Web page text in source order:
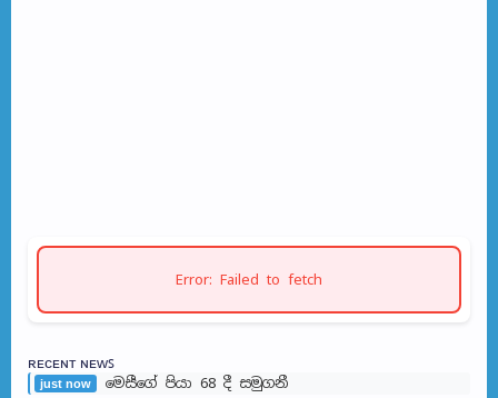
Error: Failed to fetch
ʀᴇᴄᴇɴᴛ ɴᴇᴡꜱ
just now මෙසීගේ පියා 68 දී සමුගනී